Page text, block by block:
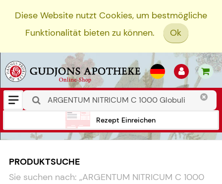
Diese Website nutzt Cookies, um bestmögliche
Funktionalität bieten zu können.
Ok
Rezept Einreichen
PRODUKTSUCHE
Sie suchen nach: „ARGENTUM NITRICUM C 1000